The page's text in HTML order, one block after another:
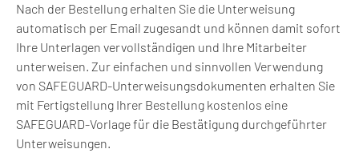
Nach der Bestellung erhalten Sie die Unterweisung
automatisch per Email zugesandt und können damit sofort
Ihre Unterlagen vervollständigen und Ihre Mitarbeiter
unterweisen. Zur einfachen und sinnvollen Verwendung
von SAFEGUARD-Unterweisungsdokumenten erhalten Sie
mit Fertigstellung Ihrer Bestellung kostenlos eine
SAFEGUARD-Vorlage für die Bestätigung durchgeführter
Unterweisungen.